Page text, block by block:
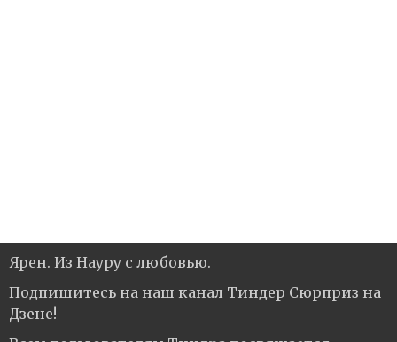
Ярен. Из Науру с любовью.
Подпишитесь на наш канал Тиндер Сюрприз на
Дзене!